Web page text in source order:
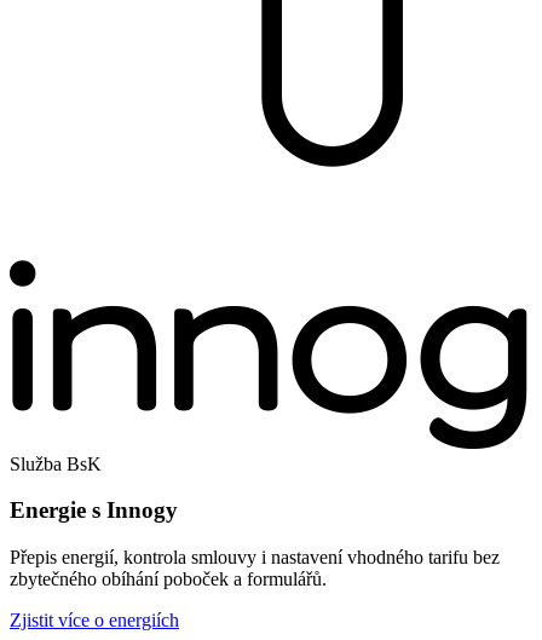
Služba BsK
Energie s Innogy
Přepis energií, kontrola smlouvy i nastavení vhodného tarifu bez
zbytečného obíhání poboček a formulářů.
Zjistit více o energiích